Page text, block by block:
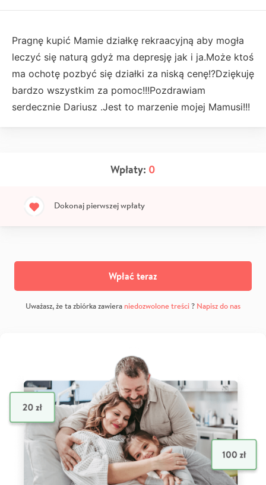
Pragnę kupić Mamie działkę rekraacyjną aby mogła
leczyć się naturą gdyż ma depresję jak i ja.Może ktoś
ma ochotę pozbyć się działki za niską cenę!?Dziękuję
bardzo wszystkim za pomoc!!!Pozdrawiam
serdecznie Dariusz .Jest to marzenie mojej Mamusi!!!
Wpłaty: 0
Dokonaj pierwszej wpłaty
Wpłać teraz
Uważasz, że ta zbiórka zawiera niedozwolone treści? Napisz do nas